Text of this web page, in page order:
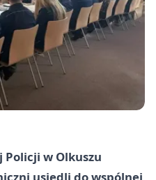
Policji w Olkuszu